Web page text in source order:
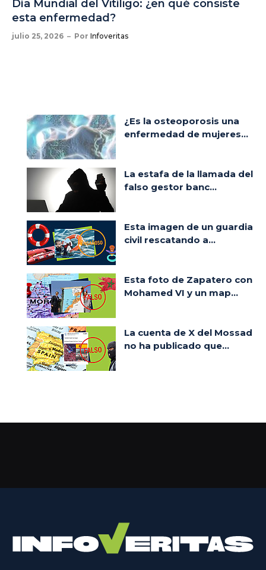
Día Mundial del Vitíligo: ¿en qué consiste
esta enfermedad?
julio 25, 2026 Por Infoveritas
¿Es la osteoporosis una
enfermedad de mujeres...
La estafa de la llamada del
falso gestor banc...
Esta imagen de un guardia
civil rescatando a...
Esta foto de Zapatero con
Mohamed VI y un map...
La cuenta de X del Mossad
no ha publicado que...